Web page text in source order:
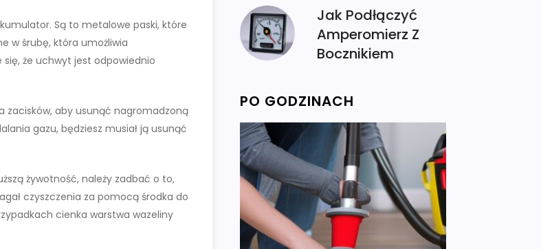
Są to metalowe paski, które
w śrubę, która umożliwia
że uchwyt jest odpowiednio
zacisków, aby usunąć nagromadzoną
gazu, będziesz musiał ją usunąć
żywotność, należy zadbać o to,
czyszczenia za pomocą środka do
cienka warstwa wazeliny
Jak Podłączyć
Amperomierz Z
Bocznikiem
PO GODZINACH